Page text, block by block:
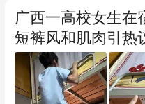
广西一高校女生在
短裤风和肌肉引热